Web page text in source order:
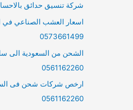
شركة تنسيق حدائق بالاحساء
اسعار العشب الصناعي في
0573661499
الشحن من السعودية الى
0561162260
ارخص شركات شحن فى
0561162260